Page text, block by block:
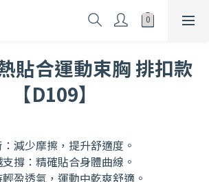
貼合運動束胸 排扣款
【D109】
：減少摩擦，提升舒適度。
撐：精確貼合身體曲線。
盈透氣，運動中乾爽舒適。